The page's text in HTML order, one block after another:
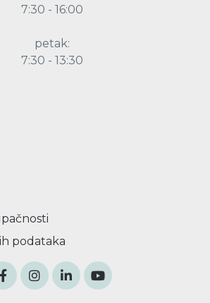
7:30 - 16:00
petak:
7:30 - 13:30
podataka